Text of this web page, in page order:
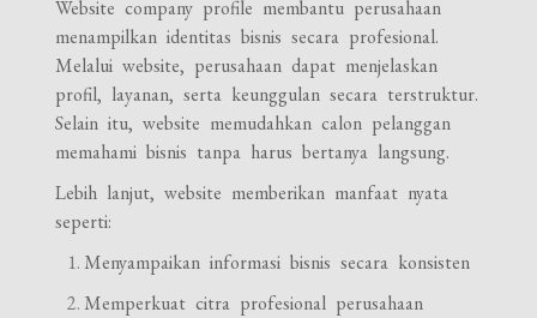
Website company profile membantu perusahaan
menampilkan identitas bisnis secara profesional.
Melalui website, perusahaan dapat menjelaskan
profil, layanan, serta keunggulan secara terstruktur.
Selain itu, website memudahkan calon pelanggan
memahami bisnis tanpa harus bertanya langsung.
Lebih lanjut, website memberikan manfaat nyata
seperti:
Menyampaikan informasi bisnis secara konsisten
Memperkuat citra profesional perusahaan